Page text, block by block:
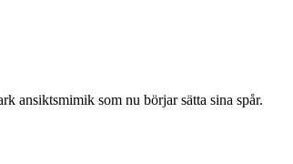
ansiktsmimik som nu börjar sätta sina spår.